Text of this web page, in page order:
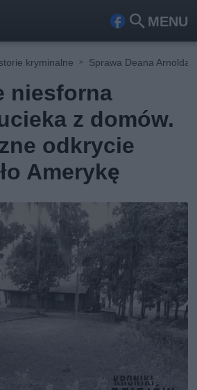
MENU
Fa
ook
Szu
kaj
kryminalne Sprawa Deana Arnolda
niesforna
z domów.
odkrycie
Amerykę